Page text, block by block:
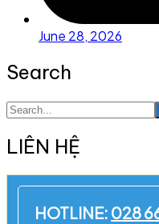
June 28, 2026
Search
LIÊN HỆ
HOTLINE: 028